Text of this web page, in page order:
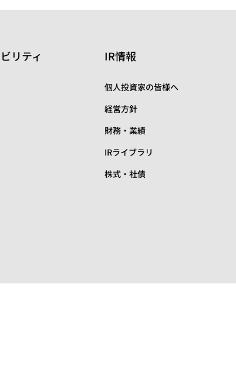
リティ IR情報
個人投資家の皆様へ
経営方針
財務・業績
IRライブラリ
株式・社債